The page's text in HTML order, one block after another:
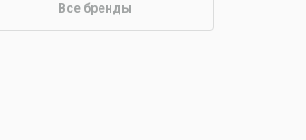
Все бренды